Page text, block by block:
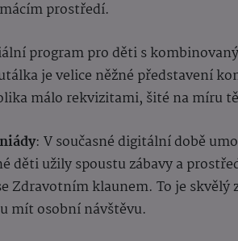
prostředí.
program pro děti s
je velice něžné představení
málo rekvizitami, šité na míru
: V současné digitální době
děti užily spoustu zábavy a
Zdravotním klaunem. To je skvělý
mít osobní návštěvu.